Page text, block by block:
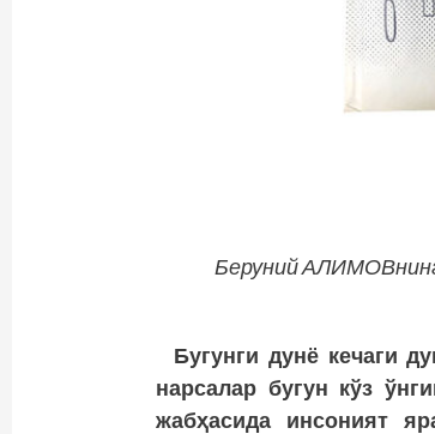
Беруний АЛИМОВнинг
Бугунги дунё кечаги
нарсалар бугун кўз
жабҳасида инсоният